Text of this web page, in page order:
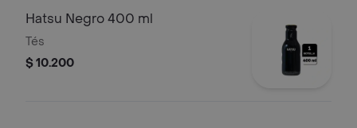
Hatsu Negro 400 ml
Tés
$ 10.200